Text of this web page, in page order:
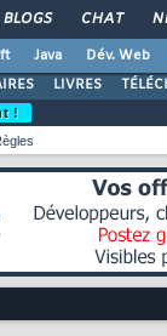
BLOGS CHAT
Java Dév. Web
LIVRES
!